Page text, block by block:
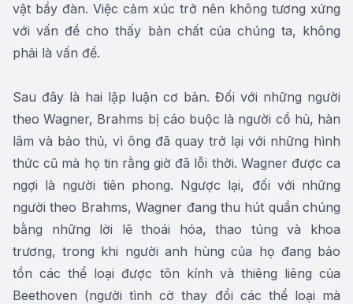
vật bầy đàn. Việc cảm xúc trở nên không tương xứng
với vấn đề cho thấy bản chất của chúng ta, không
phải là vấn đề.
Sau đây là hai lập luận cơ bản. Đối với những người
theo Wagner, Brahms bị cáo buộc là người cổ hủ, hàn
lâm và bảo thủ, vì ông đã quay trở lại với những hình
thức cũ mà họ tin rằng giờ đã lỗi thời. Wagner được ca
ngợi là người tiên phong. Ngược lại, đối với những
người theo Brahms, Wagner đang thu hút quần chúng
bằng những lời lẽ thoái hóa, thao túng và khoa
trương, trong khi người anh hùng của họ đang bảo
tồn các thể loại được tôn kính và thiêng liêng của
Beethoven (người tình cờ thay đổi các thể loại mà